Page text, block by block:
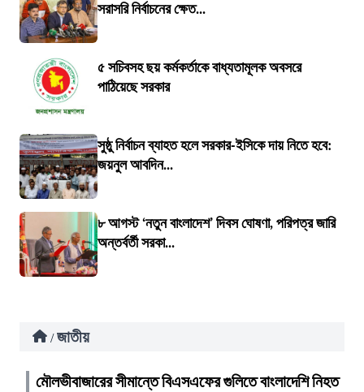
সরাসরি নির্বাচনের ক্ষেত...
৫ সচিবসহ ছয় কর্মকর্তাকে বাধ্যতামূলক অবসরে
পাঠিয়েছে সরকার
সুষ্ঠু নির্বাচন ব্যাহত হলে সরকার-ইসিকে দায় নিতে হবে:
জয়নুল আবদিন...
৮ আগস্ট ‘নতুন বাংলাদেশ’ দিবস ঘোষণা, পরিপত্র জারি
অন্তর্বর্তী সরকা...
/ জাতীয়
মৌলভীবাজারের সীমান্তে বিএসএফের গুলিতে বাংলাদেশি নিহত